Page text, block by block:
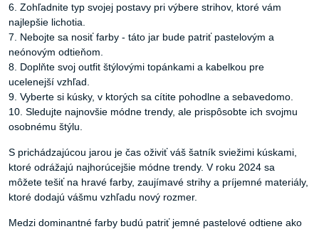
6. Zohľadnite typ svojej postavy pri výbere strihov, ktoré vám
najlepšie lichotia.
7. Nebojte sa nosiť farby - táto jar bude patriť pastelovým a
neónovým odtieňom.
8. Doplňte svoj outfit štýlovými topánkami a kabelkou pre
ucelenejší vzhľad.
9. Vyberte si kúsky, v ktorých sa cítite pohodlne a sebavedomo.
10. Sledujte najnovšie módne trendy, ale prispôsobte ich svojmu
osobnému štýlu.
S prichádzajúcou jarou je čas oživiť váš šatník sviežimi kúskami,
ktoré odrážajú najhorúcejšie módne trendy. V roku 2024 sa
môžete tešiť na hravé farby, zaujímavé strihy a príjemné materiály,
ktoré dodajú vášmu vzhľadu nový rozmer.
Medzi dominantné farby budú patriť jemné pastelové odtiene ako